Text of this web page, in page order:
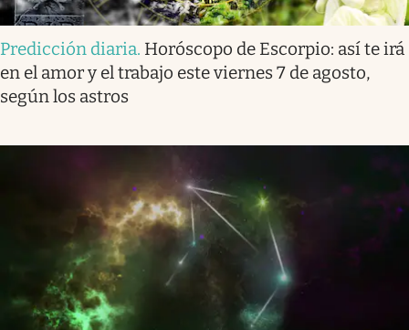
Predicción diaria. Horóscopo de Escorpio: así te irá
en el amor y el trabajo este viernes 7 de agosto,
según los astros